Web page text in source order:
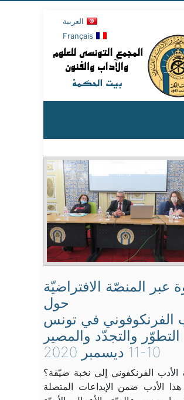
العربية
Français
عبر المنصّة الافتراضيّة
حول
الفرنكوفوني في تونس
التطوّر والتجدّد والمصير
11-10 ديسمبر 2020
الأدب الفرنكفوني إلى نخبة ضيّقة؟
هذا الأدب ضمن الإبداعات المتصلة